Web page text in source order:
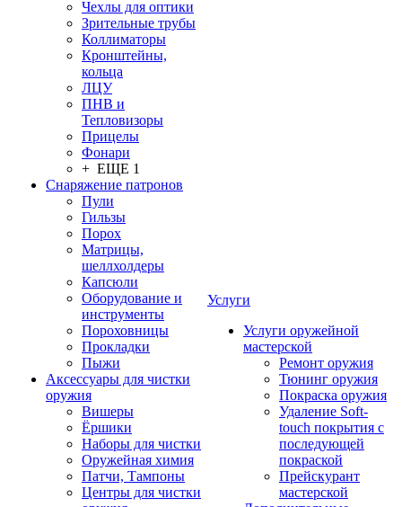
Чехлы для оптики
Зрительные трубы
Коллиматоры
Кронштейны,
кольца
ЛЦУ
ПНВ и
Тепловизоры
Прицелы
Фонари
+ ЕЩЕ 1
Снаряжение патронов
Пули
Гильзы
Порох
Матрицы,
шеллхолдеры
Капсюли
Оборудование и
инструменты
Пороховницы
Прокладки
Пыжи
Аксессуары для чистки
оружия
Вишеры
Ёршики
Наборы для чистки
Оружейная химия
Патчи, Тампоны
Центры для чистки
Услуги
Услуги оружейной
мастерской
Ремонт оружия
Тюнинг оружия
Покраска оружия
Удаление Soft-
touch покрытия с
последующей
покраской
Прейскурант
мастерской